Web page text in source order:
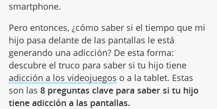
smartphone.
Pero entonces, ¿cómo saber si el tiempo que mi
hijo pasa delante de las pantallas le está
generando una adicción? De esta forma:
descubre el truco para saber si tu hijo tiene
adicción a los videojuegos o a la tablet. Estas
son las 8 preguntas clave para saber si tu hijo
tiene adicción a las pantallas.